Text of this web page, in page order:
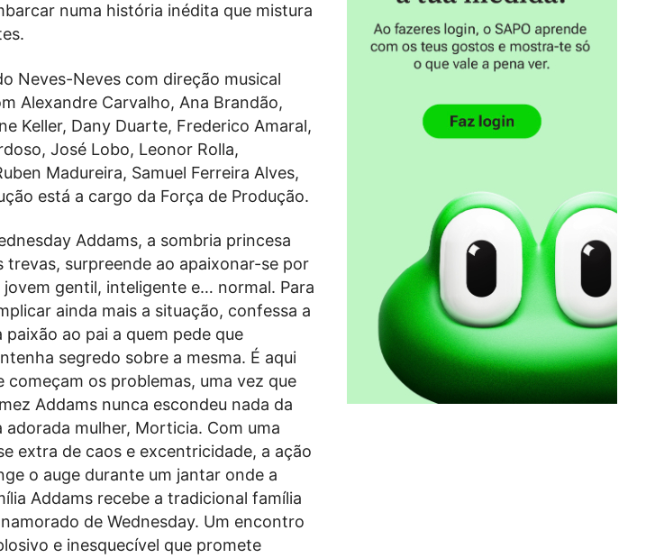
numa história inédita que mistura
Neves-Neves com direção musical
Alexandre Carvalho, Ana Brandão,
Keller, Dany Duarte, Frederico Amaral,
José Lobo, Leonor Rolla,
Madureira, Samuel Ferreira Alves,
está a cargo da Força de Produção.
Addams, a sombria princesa
trevas, surpreende ao apaixonar-se por
jovem gentil, inteligente e… normal. Para
ainda mais a situação, confessa a
paixão ao pai a quem pede que
segredo sobre a mesma. É aqui
começam os problemas, uma vez que
Addams nunca escondeu nada da
adorada mulher, Morticia. Com uma
extra de caos e excentricidade, a ação
o auge durante um jantar onde a
Addams recebe a tradicional família
de Wednesday. Um encontro
e inesquecível que promete